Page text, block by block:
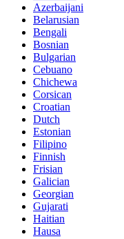
Azerbaijani
Belarusian
Bengali
Bosnian
Bulgarian
Cebuano
Chichewa
Corsican
Croatian
Dutch
Estonian
Filipino
Finnish
Frisian
Galician
Georgian
Gujarati
Haitian
Hausa